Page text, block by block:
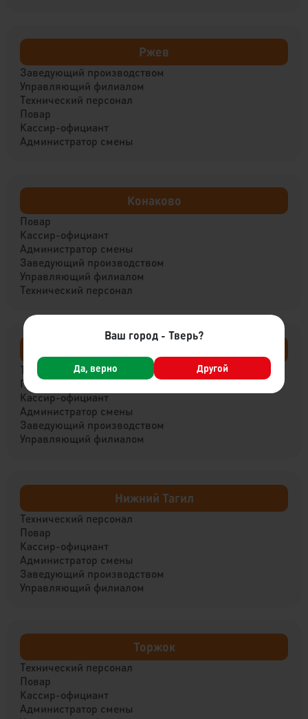
Ваш город - Тверь?
Да, верно Другой
Ржев
Заведующий производством
Управляющий филиалом
Технический персонал
Повар
Кассир-официант
Администратор смены
Конаково
Повар
Кассир-официант
Администратор смены
Заведующий производством
Управляющий филиалом
Технический персонал
Технический персонал
Повар
Кассир-официант
Администратор смены
Заведующий производством
Управляющий филиалом
Нижний Тагил
Технический персонал
Повар
Кассир-официант
Администратор смены
Заведующий производством
Управляющий филиалом
Торжок
Технический персонал
Повар
Кассир-официант
Администратор смены